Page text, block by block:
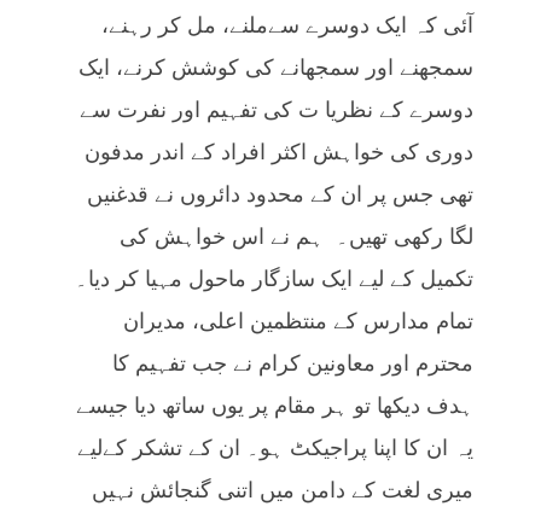
آئی کہ ایک دوسرے سےملنے، مل کر رہنے،
سمجھنے اور سمجھانے کی کوشش کرنے، ایک
دوسرے کے نظریا ت کی تفہیم اور نفرت سے
دوری کی خواہش اکثر افراد کے اندر مدفون
تھی جس پر ان کے محدود دائروں نے قدغنیں
لگا رکھی تھیں۔ ہم نے اس خواہش کی
تکمیل کے لیے ایک سازگار ماحول مہیا کر دیا۔
تمام مدارس کے منتظمین اعلی، مدیران
محترم اور معاونین کرام نے جب تفہیم کا
ہدف دیکھا تو ہر مقام پر یوں ساتھ دیا جیسے
یہ ان کا اپنا پراجیکٹ ہو۔ ان کے تشکر کےلیے
میری لغت کے دامن میں اتنی گنجائش نہیں